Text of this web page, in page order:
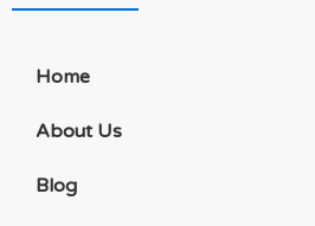
Home
About Us
Blog